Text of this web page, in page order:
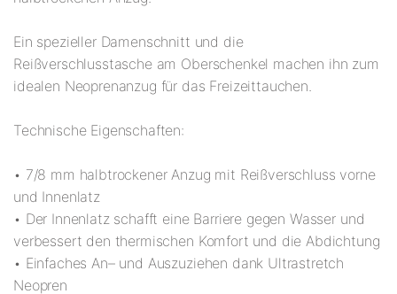
Ein spezieller Damenschnitt und die
Reißverschlusstasche am Oberschenkel machen ihn zum
idealen Neoprenanzug für das Freizeittauchen.
Technische Eigenschaften:
• 7/8 mm halbtrockener Anzug mit Reißverschluss vorne
und Innenlatz
• Der Innenlatz schafft eine Barriere gegen Wasser und
verbessert den thermischen Komfort und die Abdichtung
• Einfaches An– und Auszuziehen dank Ultrastretch
Neopren